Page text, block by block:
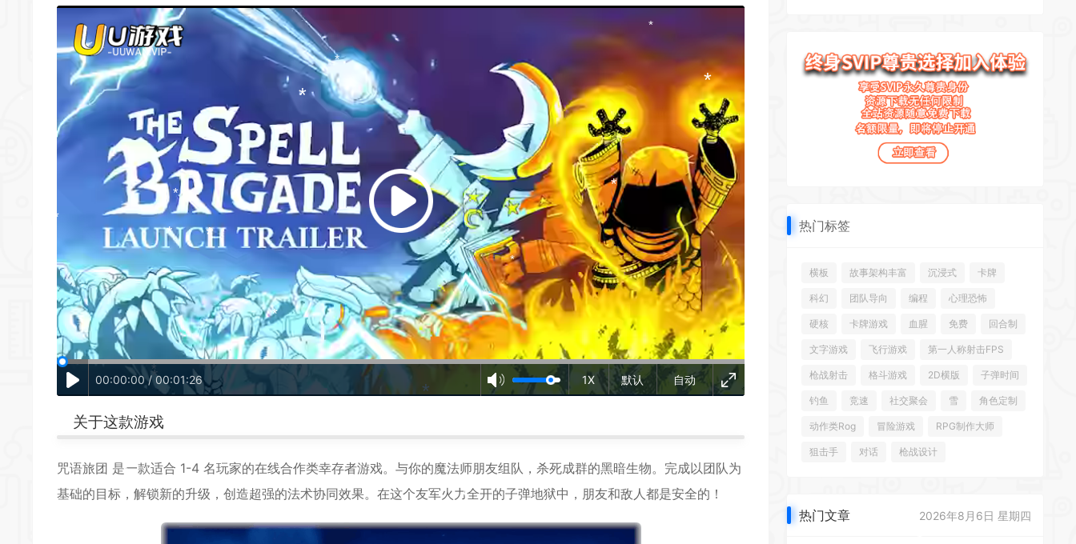
自动
1X 默认
00:00:00 / 00:01:26
关于这款游戏
咒语旅团 是一款适合 1-4 名玩家的在线合作类幸存者游戏。与你的魔法师朋友组队，杀死成群的黑暗生物。完成以团队为
基础的目标，解锁新的升级，创造超强的法术协同效果。在这个友军火力全开的子弹地狱中，朋友和敌人都是安全的！
热门标签
横板 故事架构丰富 沉浸式 卡牌
科幻 团队导向 编程 心理恐怖
硬核 卡牌游戏 血腥 免费 回合制
文字游戏 飞行游戏 第一人称射击FPS
枪战射击 格斗游戏 2D横版 子弹时间
钓鱼 竞速 社交聚会 雪 角色定制
动作类Rog 冒险游戏 RPG制作大师
狙击手 对话 枪战设计
热门文章 2026年8月6日 星期四
*
*
*
*
*
*
*
*
*
* *
*